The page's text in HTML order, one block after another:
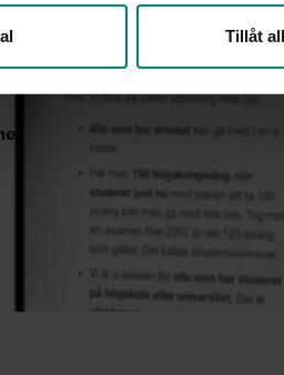
Tillåt
inte svar på din fråga? Du
av våra medarbetare. I
i vårt forum